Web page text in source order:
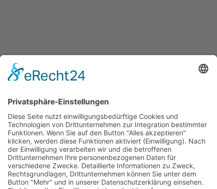
Leistungen
Projekte
Über uns